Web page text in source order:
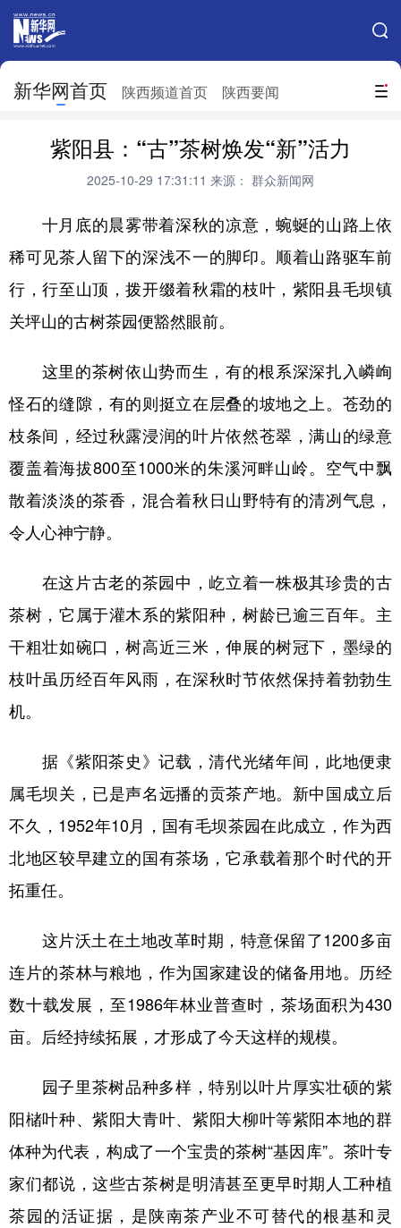
搜索
新华网首页 陕西频道首页 陕西要闻
网站地图
北京 天津 河北 山西
浙江 安徽 福建 江西
广东 广西
新疆 内蒙古 黑龙江
紫阳县：“古”茶树焕发“新”活力
2025-10-29 17:31:11 来源： 群众新闻网
十月底的晨雾带着深秋的凉意，蜿蜒的山路上依
稀可见茶人留下的深浅不一的脚印。顺着山路驱车前
行，行至山顶，拨开缀着秋霜的枝叶，紫阳县毛坝镇
关坪山的古树茶园便豁然眼前。
这里的茶树依山势而生，有的根系深深扎入嶙峋
怪石的缝隙，有的则挺立在层叠的坡地之上。苍劲的
枝条间，经过秋露浸润的叶片依然苍翠，满山的绿意
覆盖着海拔800至1000米的朱溪河畔山岭。空气中飘
散着淡淡的茶香，混合着秋日山野特有的清冽气息，
令人心神宁静。
在这片古老的茶园中，屹立着一株极其珍贵的古
茶树，它属于灌木系的紫阳种，树龄已逾三百年。主
干粗壮如碗口，树高近三米，伸展的树冠下，墨绿的
枝叶虽历经百年风雨，在深秋时节依然保持着勃勃生
机。
据《紫阳茶史》记载，清代光绪年间，此地便隶
属毛坝关，已是声名远播的贡茶产地。新中国成立后
不久，1952年10月，国有毛坝茶园在此成立，作为西
北地区较早建立的国有茶场，它承载着那个时代的开
拓重任。
这片沃土在土地改革时期，特意保留了1200多亩
连片的茶林与粮地，作为国家建设的储备用地。历经
数十载发展，至1986年林业普查时，茶场面积为430
亩。后经持续拓展，才形成了今天这样的规模。
园子里茶树品种多样，特别以叶片厚实壮硕的紫
阳槠叶种、紫阳大青叶、紫阳大柳叶等紫阳本地的群
体种为代表，构成了一个宝贵的茶树“基因库”。茶叶专
家们都说，这些古茶树是明清甚至更早时期人工种植
茶园的活证据，是陕南茶产业不可替代的根基和灵